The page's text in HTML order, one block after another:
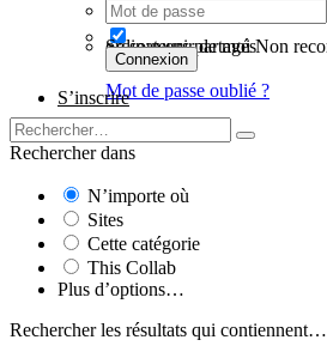
Se souvenir de moi
Non recommandé sur les ordinateurs partagés
Connexion
Mot de passe oublié ?
S’inscrire
Rechercher dans
N’importe où
Sites
Cette catégorie
This Collab
Plus d’options…
Rechercher les résultats qui contiennent…